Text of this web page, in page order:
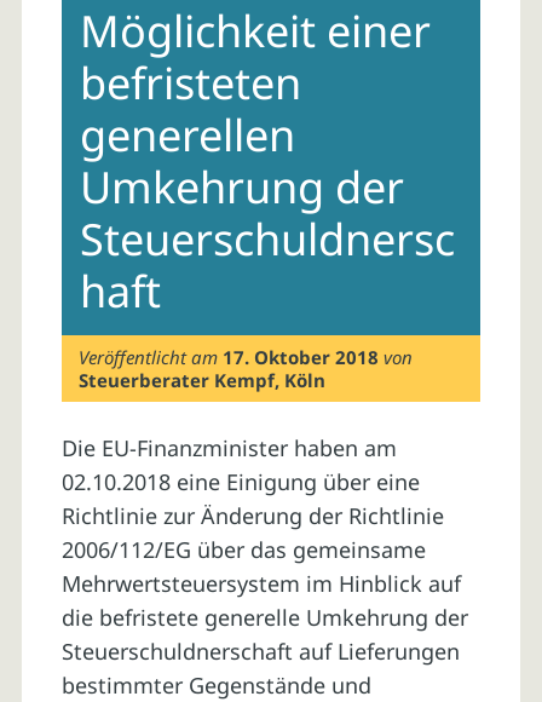
contentMöglichkeit einer
befristeten
generellen
Umkehrung der
Steuerschuldnersc
haft
Veröffentlicht am 17. Oktober 2018 von
Steuerberater Kempf, Köln
Die EU-Finanzminister haben am
02.10.2018 eine Einigung über eine
Richtlinie zur Änderung der Richtlinie
2006/112/EG über das gemeinsame
Mehrwertsteuersystem im Hinblick auf
die befristete generelle Umkehrung der
Steuerschuldnerschaft auf Lieferungen
bestimmter Gegenstände und